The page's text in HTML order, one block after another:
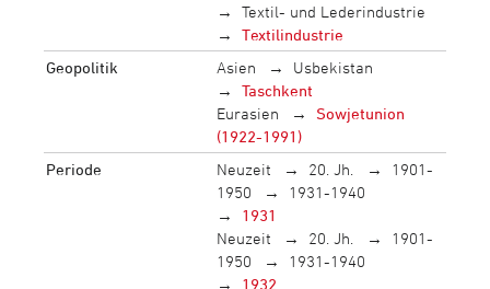
Textil- und Lederindustrie
Textilindustrie
Geopolitik
Asien
Usbekistan
Taschkent
Eurasien
Sowjetunion
(1922-1991)
Periode
Neuzeit 20. Jh.
1901-
1950
1931-1940
1931
Neuzeit
20. Jh.
1901-
1950
1931-1940
1932